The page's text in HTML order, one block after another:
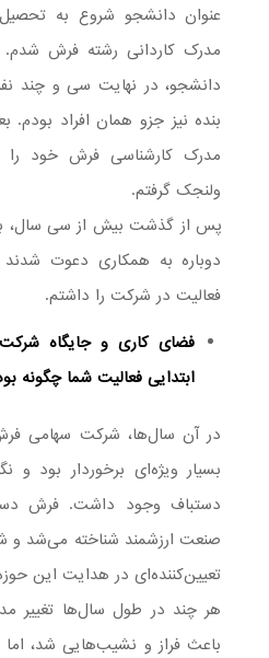
عنوان دانشجو شروع به
مدرک کاردانی رشته فرش
دانشجو، در نهایت سی و چند
مدرک کارشناسی فرش خود را
ولنجک گرفتم.
پس از گذشت بیش از سی سال،
دوباره به همکاری دعوت شدند
فعالیت در شرکت را داشتم.
فضای کاری و جایگاه
ابتدایی فعالیت شما چگونه
در آن سال‌ها، شرکت سهامی
بسیار ویژه‌ای برخوردار بود و
دستباف وجود داشت. فرش
صنعت ارزشمند شناخته می‌شد
تعیین‌کننده‌ای در هدایت این
هر چند در طول سال‌ها تغییر
باعث فراز و نشیب‌هایی شد،